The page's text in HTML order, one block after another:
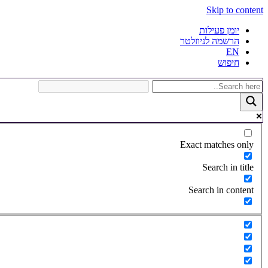
Skip to content
יומן פעילות
הרשמה לניוזלטר
EN
חיפוש
Exact matches only
Search in title
Search in content